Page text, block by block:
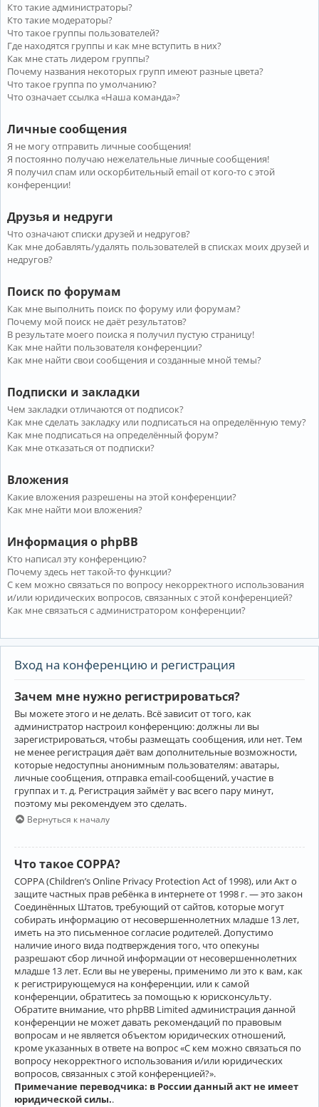
Кто такие администраторы?
Кто такие модераторы?
Что такое группы пользователей?
Где находятся группы и как мне вступить в них?
Как мне стать лидером группы?
Почему названия некоторых групп имеют разные цвета?
Что такое группа по умолчанию?
Что означает ссылка «Наша команда»?
Личные сообщения
Я не могу отправить личные сообщения!
Я постоянно получаю нежелательные личные сообщения!
Я получил спам или оскорбительный email от кого-то с этой
конференции!
Друзья и недруги
Что означают списки друзей и недругов?
Как мне добавлять/удалять пользователей в списках моих друзей и
недругов?
Поиск по форумам
Как мне выполнить поиск по форуму или форумам?
Почему мой поиск не даёт результатов?
В результате моего поиска я получил пустую страницу!
Как мне найти пользователя конференции?
Как мне найти свои сообщения и созданные мной темы?
Подписки и закладки
Чем закладки отличаются от подписок?
Как мне сделать закладку или подписаться на определённую тему?
Как мне подписаться на определённый форум?
Как мне отказаться от подписки?
Вложения
Какие вложения разрешены на этой конференции?
Как мне найти мои вложения?
Информация о phpBB
Кто написал эту конференцию?
Почему здесь нет такой-то функции?
С кем можно связаться по вопросу некорректного использования
и/или юридических вопросов, связанных с этой конференцией?
Как мне связаться с администратором конференции?
Вход на конференцию и регистрация
Зачем мне нужно регистрироваться?
Вы можете этого и не делать. Всё зависит от того, как
администратор настроил конференцию: должны ли вы
зарегистрироваться, чтобы размещать сообщения, или нет. Тем
не менее регистрация даёт вам дополнительные возможности,
которые недоступны анонимным пользователям: аватары,
личные сообщения, отправка email-сообщений, участие в
группах и т. д. Регистрация займёт у вас всего пару минут,
поэтому мы рекомендуем это сделать.
Вернуться к началу
Что такое COPPA?
COPPA (Children’s Online Privacy Protection Act of 1998), или Акт о
защите частных прав ребёнка в интернете от 1998 г. — это закон
Соединённых Штатов, требующий от сайтов, которые могут
собирать информацию от несовершеннолетних младше 13 лет,
иметь на это письменное согласие родителей. Допустимо
наличие иного вида подтверждения того, что опекуны
разрешают сбор личной информации от несовершеннолетних
младше 13 лет. Если вы не уверены, применимо ли это к вам, как
к регистрирующемуся на конференции, или к самой
конференции, обратитесь за помощью к юрисконсульту.
Обратите внимание, что phpBB Limited администрация данной
конференции не может давать рекомендаций по правовым
вопросам и не является объектом юридических отношений,
кроме указанных в ответе на вопрос «С кем можно связаться по
вопросу некорректного использования и/или юридических
вопросов, связанных с этой конференцией?».
Примечание переводчика: в России данный акт не имеет
юридической силы..